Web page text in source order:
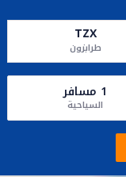
TZX
طرابزون
1 مسافر
السياحية